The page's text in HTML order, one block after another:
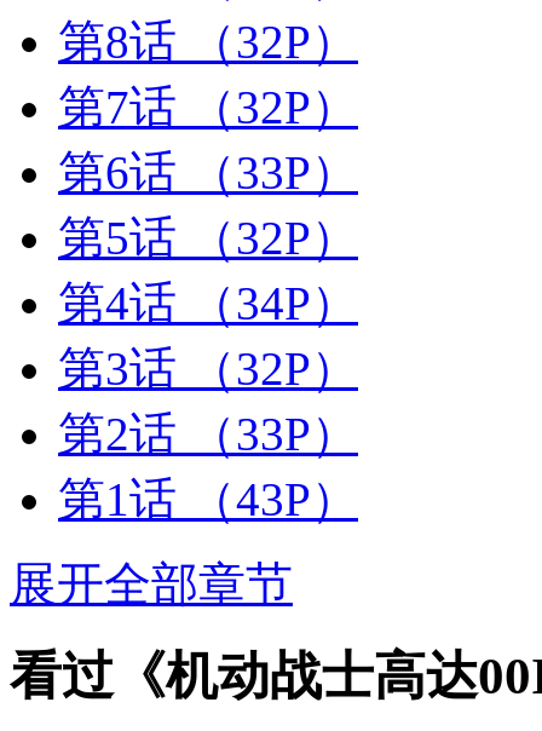
第8话
（32P）
第7话
（32P）
第6话
（33P）
第5话
（32P）
第4话
（34P）
第3话
（32P）
第2话
（33P）
第1话
（43P）
展开全部章节
看过《机动战士高达